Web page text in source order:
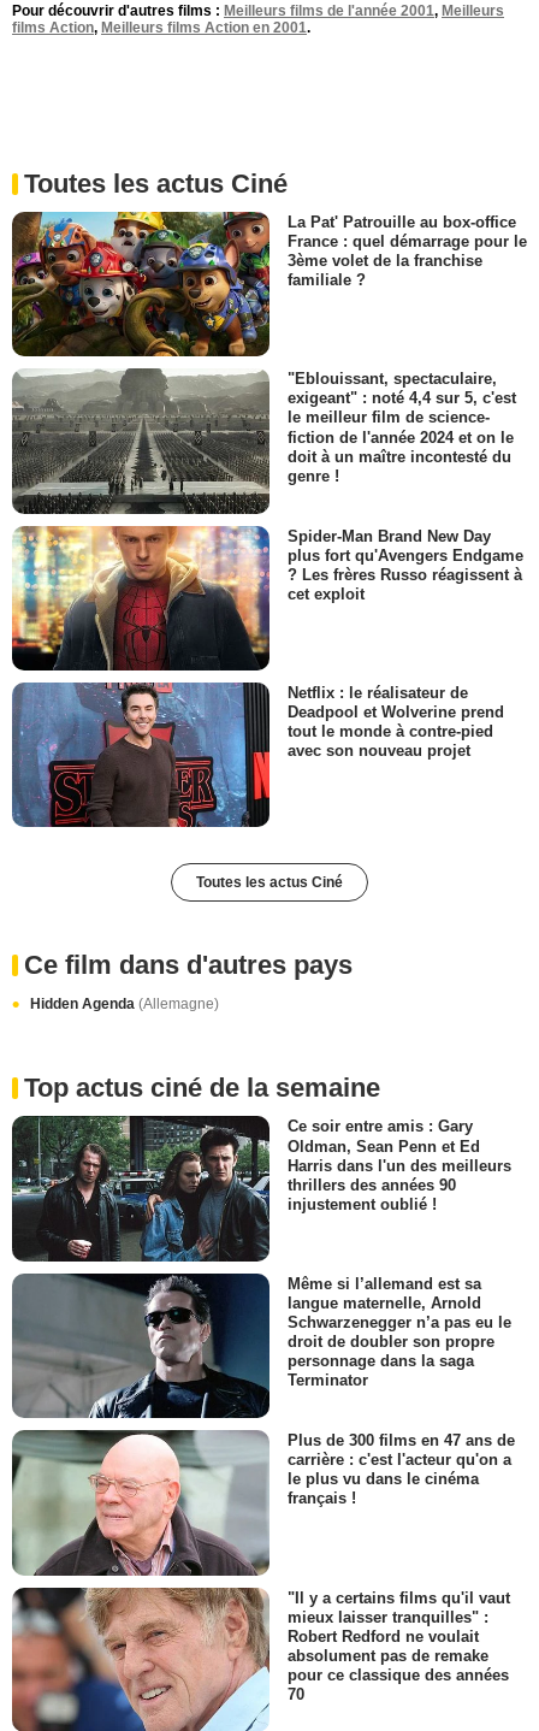
Pour découvrir d'autres films : Meilleurs films de l'année 2001, Meilleurs
films Action, Meilleurs films Action en 2001.
Toutes les actus Ciné
La Pat' Patrouille au box-office
France : quel démarrage pour le
3ème volet de la franchise
familiale ?
"Eblouissant, spectaculaire,
exigeant" : noté 4,4 sur 5, c'est
le meilleur film de science-
fiction de l'année 2024 et on le
doit à un maître incontesté du
genre !
Spider-Man Brand New Day
plus fort qu'Avengers Endgame
? Les frères Russo réagissent à
cet exploit
Netflix : le réalisateur de
Deadpool et Wolverine prend
tout le monde à contre-pied
avec son nouveau projet
Toutes les actus Ciné
Ce film dans d'autres pays
Hidden Agenda (Allemagne)
Top actus ciné de la semaine
Ce soir entre amis : Gary
Oldman, Sean Penn et Ed
Harris dans l'un des meilleurs
thrillers des années 90
injustement oublié !
Même si l’allemand est sa
langue maternelle, Arnold
Schwarzenegger n’a pas eu le
droit de doubler son propre
personnage dans la saga
Terminator
Plus de 300 films en 47 ans de
carrière : c'est l'acteur qu'on a
le plus vu dans le cinéma
français !
"Il y a certains films qu'il vaut
mieux laisser tranquilles" :
Robert Redford ne voulait
absolument pas de remake
pour ce classique des années
70